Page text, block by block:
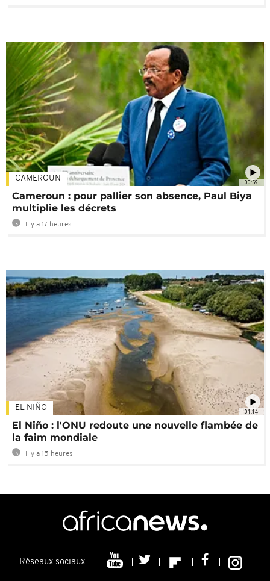
00:59
CAMEROUN
Cameroun : pour pallier son absence, Paul Biya
multiplie les décrets
Il y a 17 heures
01:14
EL NIÑO
El Niño : l'ONU redoute une nouvelle flambée de
la faim mondiale
Il y a 15 heures
Réseaux sociaux